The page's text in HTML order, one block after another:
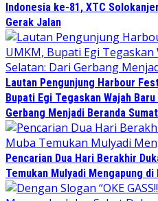
Indonesia ke-81, XTC
Gerak Jalan
Lautan Pengunjung Harbour
Bupati Egi Tegaskan Wajah
Gerbang Menjadi Beranda
Pencarian Dua Hari Berakhir
Temukan Mulyadi Mengapung di